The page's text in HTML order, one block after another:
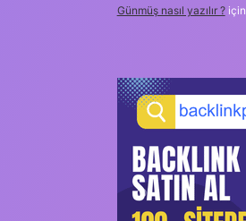
Günmüş nasıl yazılır ?için